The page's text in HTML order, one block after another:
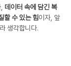
데이터 속에 담긴 복
할 수 있는 힘이자, 앞
생각합니다.